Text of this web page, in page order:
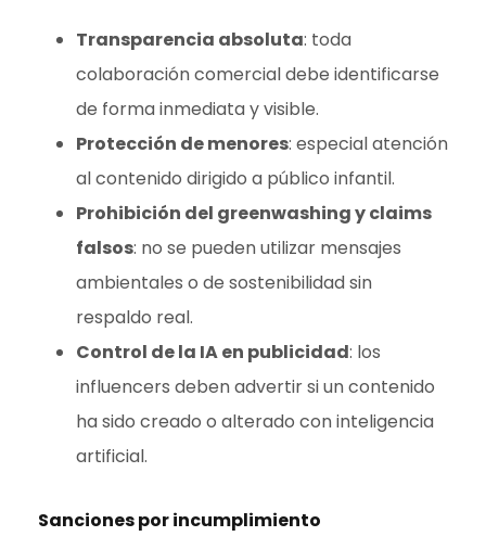
Transparencia absoluta: toda
colaboración comercial debe identificarse
de forma inmediata y visible.
Protección de menores: especial atención
al contenido dirigido a público infantil.
Prohibición del greenwashing y claims
falsos: no se pueden utilizar mensajes
ambientales o de sostenibilidad sin
respaldo real.
Control de la IA en publicidad: los
influencers deben advertir si un contenido
ha sido creado o alterado con inteligencia
artificial.
Sanciones por incumplimiento